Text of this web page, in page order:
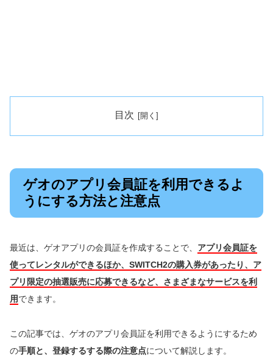
目次
ゲオのアプリ会員証を利用できるよ
うにする方法と注意点
最近は、ゲオアプリの会員証を作成することで、 アプリ会員証を
使ってレンタルができるほか、SWITCH2の購入券があったり、ア
プリ限定の抽選販売に応募できるなど、さまざまなサービスを利
用できます。
この記事では、ゲオのアプリ会員証を利用できるようにするため
の手順と、登録するする際の注意点について解説します。